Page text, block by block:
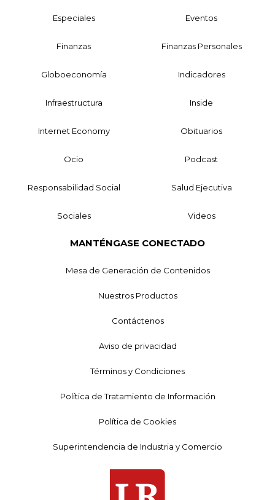
Especiales Eventos
Finanzas Finanzas Personales
Globoeconomía Indicadores
Infraestructura Inside
Internet Economy Obituarios
Ocio Podcast
Responsabilidad Social Salud Ejecutiva
Sociales Videos
MANTÉNGASE CONECTADO
Mesa de Generación de Contenidos
Nuestros Productos
Contáctenos
Aviso de privacidad
Términos y Condiciones
Política de Tratamiento de Información
Política de Cookies
Superintendencia de Industria y Comercio